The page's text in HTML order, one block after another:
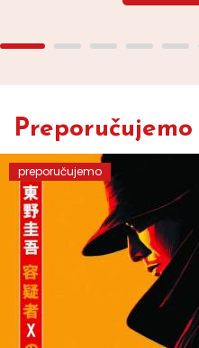
Preporučujemo
preporučujemo